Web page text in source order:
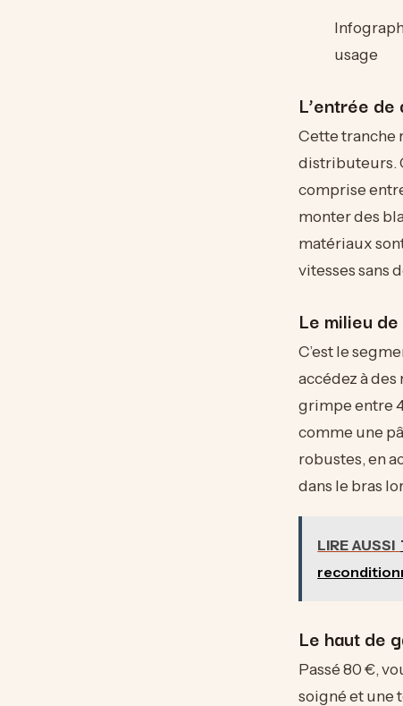
usage
L’entrée
Cette tranche
distributeurs.
comprise
monter des
matériaux
vitesses sans
Le milieu
C’est le
accédez à
grimpe entre
comme une
robustes, en
dans le bras
LIRE AUSSI
Le haut de
Passé 80 €,
soigné et une